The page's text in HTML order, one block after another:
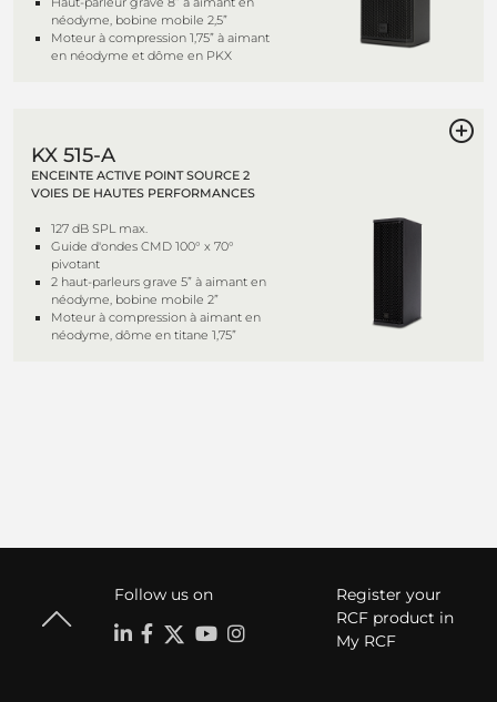
néodyme, bobine mobile 2,5”
Moteur à compression 1,75” à aimant
en néodyme et dôme en PKX
KX 515-A
ENCEINTE ACTIVE POINT SOURCE 2
VOIES DE HAUTES PERFORMANCES
127 dB SPL max.
Guide d'ondes CMD 100° x 70°
pivotant
2 haut-parleurs grave 5” à aimant en
néodyme, bobine mobile 2”
Moteur à compression à aimant en
néodyme, dôme en titane 1,75”
Follow us on
Register your
RCF product in
My RCF